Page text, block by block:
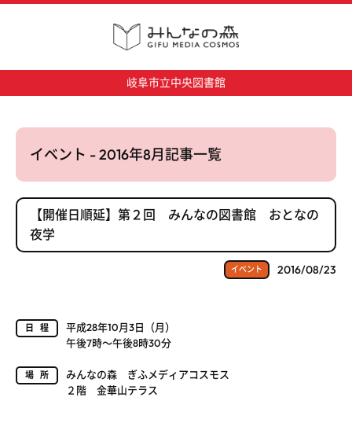
岐阜市立中央図書館
イベント - 2016年8月記事一覧
【開催日順延】第２回 みんなの図書館 おとなの
夜学
イベント 2016/08/23
日程
平成28年10月3日（月）
午後7時～午後8時30分
場所
みんなの森 ぎふメディアコスモス
２階 金華山テラス